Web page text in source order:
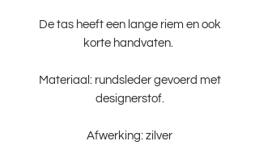
De tas heeft een lange riem en ook
korte handvaten.
Materiaal: rundsleder gevoerd met
designerstof.
Afwerking: zilver